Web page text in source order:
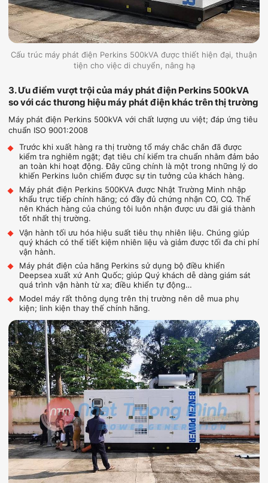
Cấu trúc máy phát điện Perkins 500kVA được thiết hiện đại, thuận
tiện cho việc di chuyển, nâng hạ
3. Ưu điểm vượt trội của máy phát điện Perkins 500kVA
so với các thương hiệu máy phát điện khác trên thị trường
Máy phát điện Perkins 500kVA với chất lượng ưu việt; đáp ứng tiêu
chuẩn ISO 9001:2008
Trước khi xuất hàng ra thị trường tổ máy chắc chắn đã được
kiểm tra nghiêm ngặt; đạt tiêu chí kiểm tra chuẩn nhằm đảm bảo
an toàn khi hoạt động. Đây cũng chính là một trong những lý do
khiến Perkins luôn chiếm được sự tin tưởng của khách hàng.
Máy phát điện Perkins 500KVA được Nhật Trường Minh nhập
khẩu trực tiếp chính hãng; có đầy đủ chứng nhận CO, CQ. Thế
nên Khách hàng của chúng tôi luôn nhận được ưu đãi giá thành
tốt nhất thị trường.
Vận hành tối ưu hóa hiệu suất tiêu thụ nhiên liệu. Chúng giúp
quý khách có thể tiết kiệm nhiên liệu và giảm được tối đa chi phí
vận hành.
Máy phát điện của hãng Perkins sử dụng bộ điều khiển
Deepsea xuất xứ Anh Quốc; giúp Quý khách dễ dàng giám sát
quá trình vận hành từ xa; điều khiển tự động…
Model máy rất thông dụng trên thị trường nên dễ mua phụ
kiện; linh kiện thay thế chính hãng.